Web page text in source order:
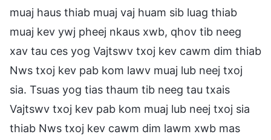
muaj haus thiab muaj vaj huam sib luag thiab
muaj kev ywj pheej nkaus xwb, qhov tib neeg
xav tau ces yog Vajtswv txoj kev cawm dim thiab
Nws txoj kev pab kom lawv muaj lub neej txoj
sia. Tsuas yog tias thaum tib neeg tau txais
Vajtswv txoj kev pab kom muaj lub neej txoj sia
thiab Nws txoj kev cawm dim lawm xwb mas